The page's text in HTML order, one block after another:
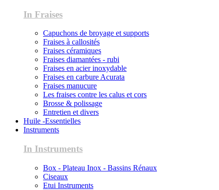
In Fraises
Capuchons de broyage et supports
Fraises à callosités
Fraises céramiques
Fraises diamantées - rubi
Fraises en acier inoxydable
Fraises en carbure Acurata
Fraises manucure
Les fraises contre les calus et cors
Brosse & polissage
Entretien et divers
Huile -Essentielles
Instruments
In Instruments
Box - Plateau Inox - Bassins Rénaux
Ciseaux
Etui Instruments